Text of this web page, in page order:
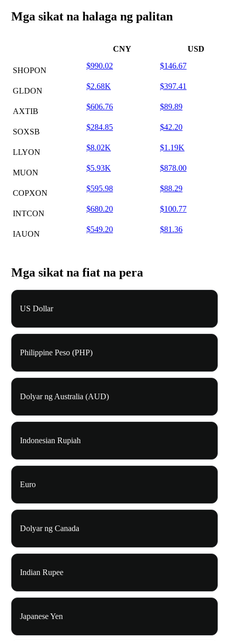
Mga sikat na halaga ng palitan
CNY USD
SHOPON
$990.02 $146.67
GLDON
$2.68K $397.41
AXTIB
$606.76 $89.89
SOXSB
$284.85 $42.20
LLYON
$8.02K $1.19K
MUON
$5.93K $878.00
COPXON
$595.98 $88.29
INTCON
$680.20 $100.77
IAUON
$549.20 $81.36
Mga sikat na fiat na pera
US Dollar
Philippine Peso (PHP)
Dolyar ng Australia (AUD)
Indonesian Rupiah
Euro
Dolyar ng Canada
Indian Rupee
Japanese Yen